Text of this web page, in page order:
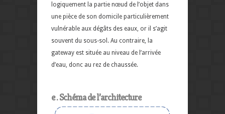
logiquement la partie nœud de l’objet dans
une pièce de son domicile particulièrement
vulnérable aux dégâts des eaux, or il s’agit
souvent du sous-sol. Au contraire, la
gateway est située au niveau de l’arrivée
d’eau, donc au rez de chaussée.
e . Schéma de l’architecture